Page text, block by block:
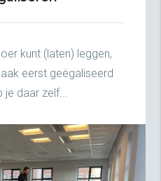
kunt (laten) leggen,
eerst geëgaliseerd
je daar zelf...